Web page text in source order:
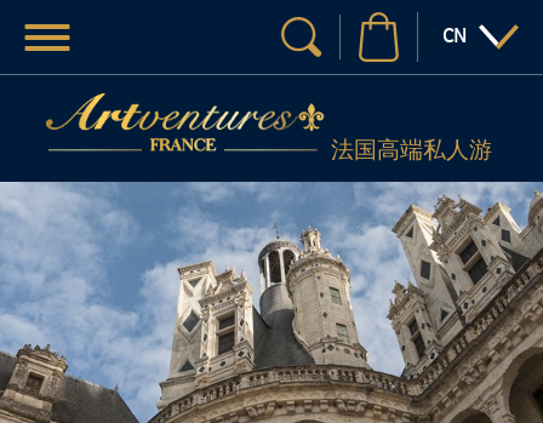
法国高端私人游
您的搜索
:语言
CN
菜单